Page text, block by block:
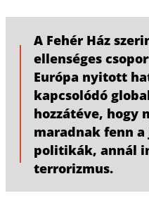
A Fehér Ház
ellenséges
Európa nyitott
kapcsolódó
hozzátéve, hogy
maradnak fenn
politikák, annál
terrorizmus.